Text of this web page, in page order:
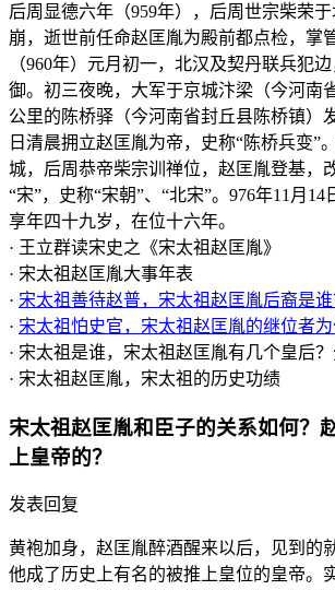
后周显德六年（959年），后周世宗柴荣
崩，逝世前任命赵匡胤为殿前都点检，掌
（960年）元月初一，北汉及契丹联兵犯
御。初三夜晚，大军于京城汴梁（今河南
公里的陈桥驿（今河南省封丘县陈桥镇）
日清晨拥立赵匡胤为帝，史称“陈桥兵变”
城，后周恭帝柴宗训禅位，赵匡胤登基，
“宋”，史称“宋朝”、“北宋”。976年11月14
享年四十九岁，在位十六年。
· 王立群读宋史之《宋太祖赵匡胤》
· 宋太祖赵匡胤大事年表
· 宋太祖善待赵普，宋太祖赵匡胤后裔是谁
· 宋太祖怕史官，宋太祖赵匡胤的继位者为
· 宋太祖是谁，宋太祖赵匡胤有几个皇后？
· 宋太祖赵匡胤，宋太祖的历史功绩
宋太祖赵匡胤和臣子的关系如何？
上皇帝的？
发表回复
黄袍加身，赵匡胤醉酒醒来以后，见到的
他成了历史上有名的被推上皇位的皇帝。